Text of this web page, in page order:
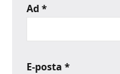
Ad *
E-posta *